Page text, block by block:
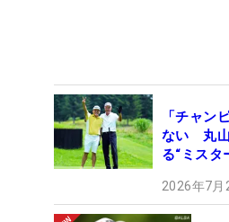
「チャン
ない 丸山
る“ミスタ
2026年7月